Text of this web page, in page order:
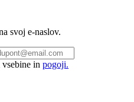
svoj e-naslov.
vsebine in pogoji.